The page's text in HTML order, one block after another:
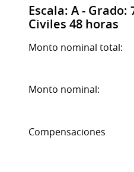
Escala: A -
Civiles 48 horas
Monto nominal total:
Monto nominal:
Compensaciones